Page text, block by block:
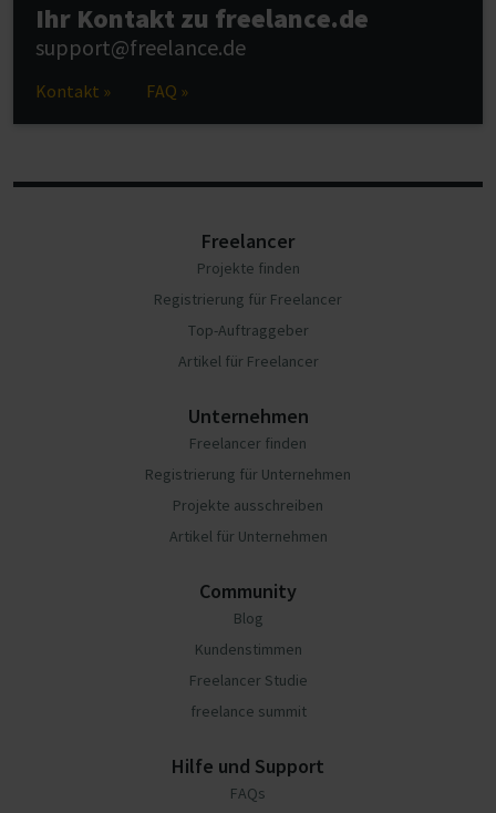
Ihr Kontakt zu freelance.de
support@freelance.de
Kontakt » FAQ »
Freelancer
Projekte finden
Registrierung für Freelancer
Top-Auftraggeber
Artikel für Freelancer
Unternehmen
Freelancer finden
Registrierung für Unternehmen
Projekte ausschreiben
Artikel für Unternehmen
Community
Blog
Kundenstimmen
Freelancer Studie
freelance summit
Hilfe und Support
FAQs